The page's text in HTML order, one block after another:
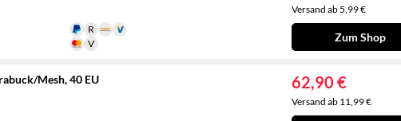
Versand ab 5,99 €
Zum Shop
Mesh, 40 EU 62,90 €
Versand ab 11,99 €